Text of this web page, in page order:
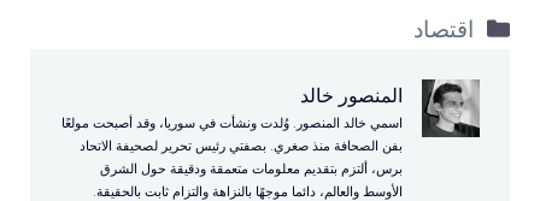
التصنيفات
اقتصاد
المنصور خالد
اسمي خالد المنصور. وُلدت ونشأت في سوريا، وقد أصبحت مولعًا
بفن الصحافة منذ صغري. بصفتي رئيس تحرير لصحيفة الاتحاد
برس، ألتزم بتقديم معلومات متعمقة ودقيقة حول الشرق
الأوسط والعالم، دائما موجهًا بالنزاهة والتزام ثابت بالحقيقة.